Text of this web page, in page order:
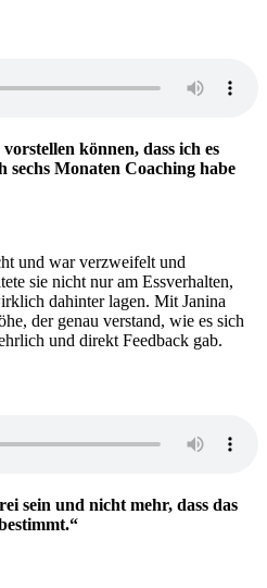
können, dass ich es
sechs Monaten Coaching habe
und war verzweifelt und
sie nicht nur am Essverhalten,
dahinter lagen. Mit Janina
der genau verstand, wie es sich
und direkt Feedback gab.
sein und nicht mehr, dass das